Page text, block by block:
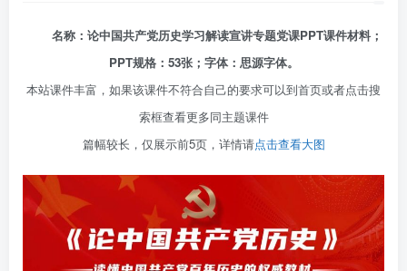
名称：论中国共产党历史学习解读宣讲专题党课PPT课件材料；
PPT规格：53张；字体：思源字体。
本站课件丰富，如果该课件不符合自己的要求可以到首页或者点击搜
索框查看更多同主题课件
篇幅较长，仅展示前5页，详情请点击查看大图